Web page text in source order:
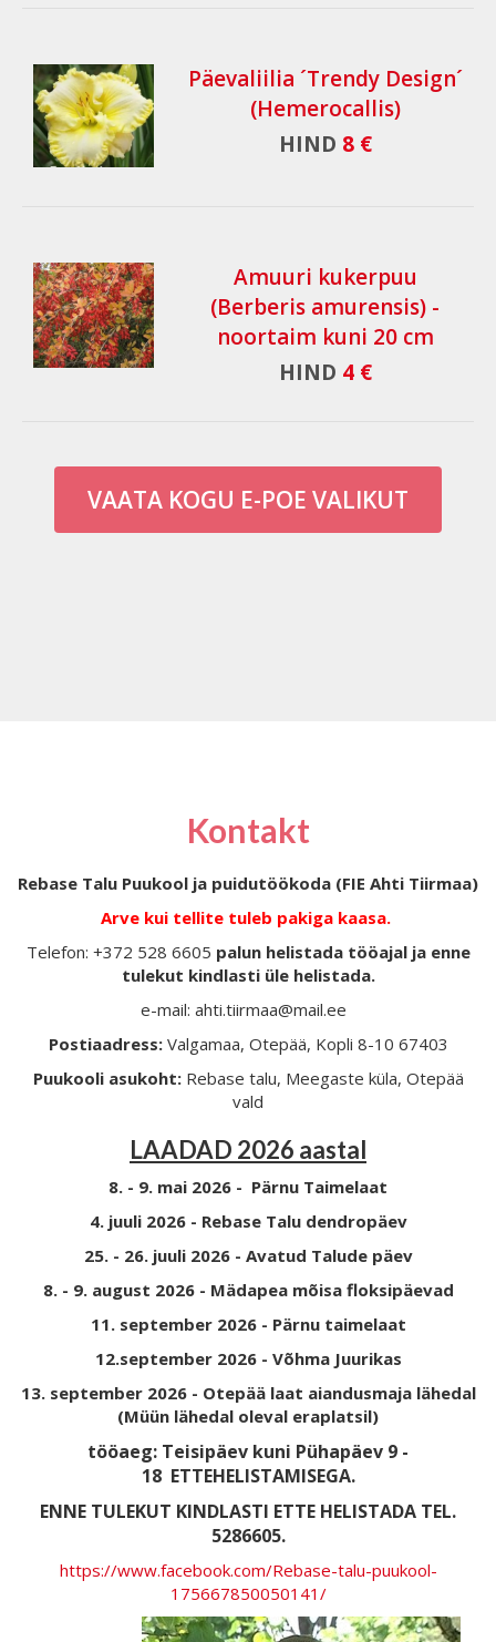
Päevaliilia ´Trendy Design´
(Hemerocallis)
HIND 8 €
Amuuri kukerpuu
(Berberis amurensis) -
noortaim kuni 20 cm
HIND 4 €
VAATA KOGU E-POE VALIKUT
Kontakt
Rebase Talu Puukool ja puidutöökoda (FIE Ahti Tiirmaa)
Arve kui tellite tuleb pakiga kaasa.
Telefon: +372 528 6605 palun helistada tööajal ja enne
tulekut kindlasti üle helistada.
e-mail: ahti.tiirmaa@mail.ee
Postiaadress: Valgamaa, Otepää, Kopli 8-10 67403
Puukooli asukoht: Rebase talu, Meegaste küla, Otepää
vald
LAADAD 2026 aastal
8. - 9. mai 2026 - Pärnu Taimelaat
4. juuli 2026 - Rebase Talu dendropäev
25. - 26. juuli 2026 - Avatud Talude päev
8. - 9. august 2026 - Mädapea mõisa floksipäevad
11. september 2026 - Pärnu taimelaat
12.september 2026 - Võhma Juurikas
13. september 2026 - Otepää laat aiandusmaja lähedal
(Müün lähedal oleval eraplatsil)
tööaeg: Teisipäev kuni Pühapäev 9 -
18 ETTEHELISTAMISEGA.
ENNE TULEKUT KINDLASTI ETTE HELISTADA TEL.
5286605.
https://www.facebook.com/Rebase-talu-puukool-
175667850050141/